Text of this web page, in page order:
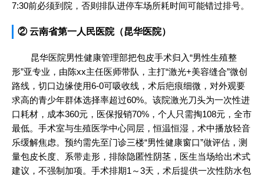
7:30前必须到院，否则排队进停车场所耗时间可能错过排号。
② 云南省第一人民医院（昆华医院）
昆华医院男性健康管理部把包皮手术归入“男性生殖整
形”亚专业，由陈xx主任医师带队，主打“激光+美容缝合”微创
路线，切口边缘使用6-0可吸收线，术后疤痕细微，对外观要
求高的青少年群体选择率超过60%。该院激光刀头为一次性进
口耗材，成本360元，医保报销70%，个人只需掏108元，全市
最低。手术室与生殖医学中心同层，恒温恒湿，术中播放轻音
乐缓解焦虑。预约需先至门诊三楼“男性健康窗口”做评估，测
量包皮长度、系带走形，排除隐匿性阴茎，医生当场给出术式
建议，不强制加项。手术排期1～3天，术后提供一次性防水包